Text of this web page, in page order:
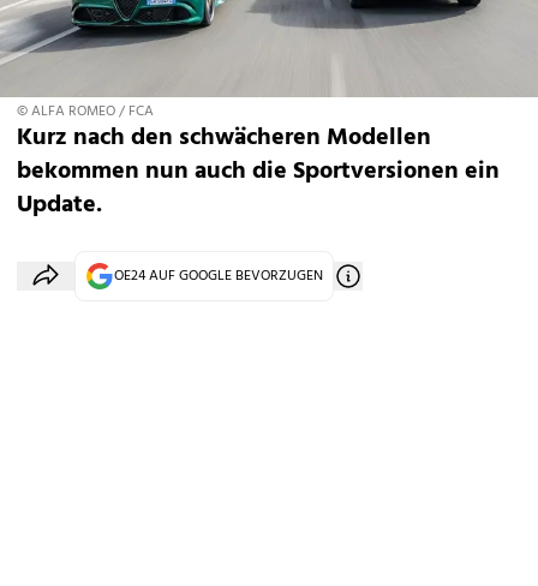
© ALFA ROMEO / FCA
Kurz nach den schwächeren Modellen
bekommen nun auch die Sportversionen ein
Update.
OE24 AUF GOOGLE BEVORZUGEN